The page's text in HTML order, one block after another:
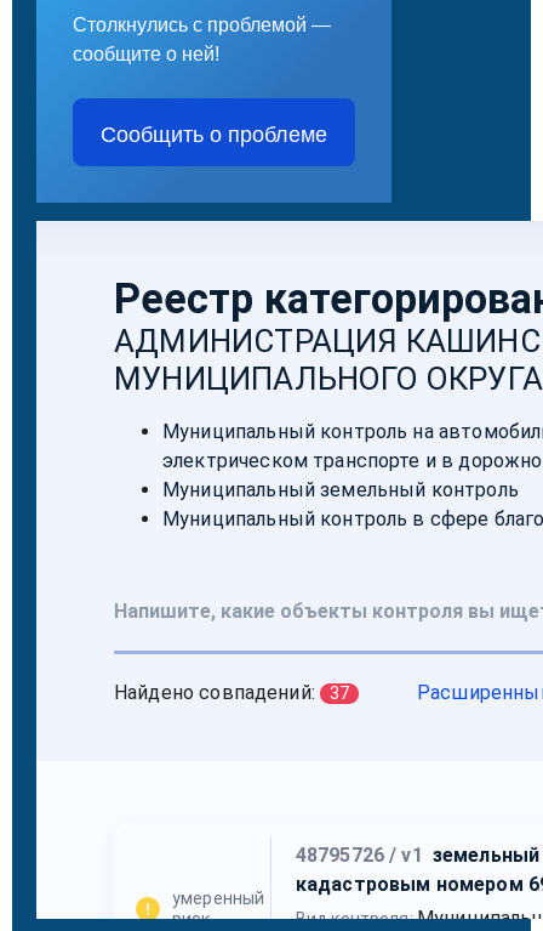
Столкнулись с проблемой —
сообщите о ней!
Сообщить о проблеме